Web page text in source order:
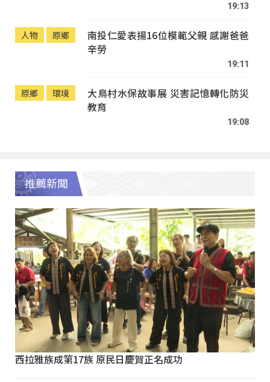
19:13
人物 原鄉
南投仁愛表揚16位模範父親 感謝爸爸
辛勞
19:11
原鄉 環境
大鳥村水保故事展 災害記憶轉化防災
教育
19:08
推薦新聞
西拉雅族成第17族 原民日慶賀正名成功